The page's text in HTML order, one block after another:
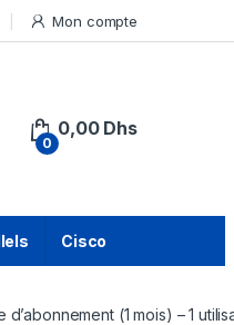
Mon compte
0
0,00 Dhs
Cisco
(1 mois) – 1